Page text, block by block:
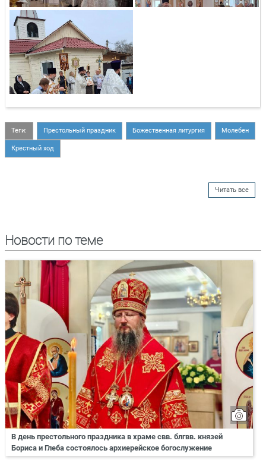
Теги: Престольный праздник Божественная литургия Молебен
Крестный ход
Читать все
Новости по теме
В день престольного праздника в храме свв. блгвв. князей
Бориса и Глеба состоялось архиерейское богослужение